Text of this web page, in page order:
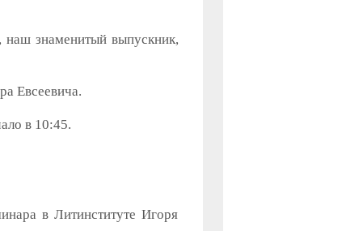
наш знаменитый выпускник,
Евсеевича.
в 10:45.
в Литинституте Игоря